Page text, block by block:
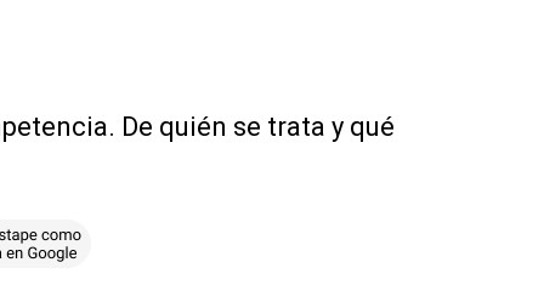
De quién se trata y qué